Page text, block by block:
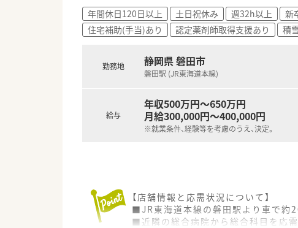
年間休日120日以上 土日祝休み 週32h以上 新
住宅補助(手当)あり
認定薬剤師取得支援あり 積
勤務地 静岡県 磐田市
磐田駅 (JR東海道本線)
給与
年収500万円～650万円
月給300,000円～400,000円
※就業条件、経験等を考慮のうえ、決定。
【店舗情報と応需状況について】
■JR東海道本線の磐田駅より車で約
■近隣の総合病院から総合科目を応